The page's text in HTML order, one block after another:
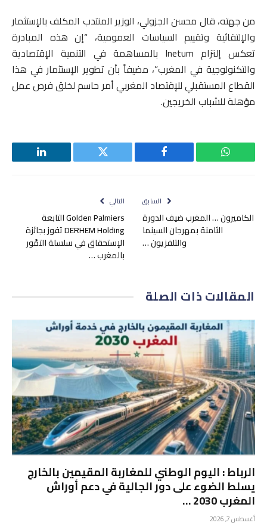
من جهته، قال محسن الجزولي، الوزير المنتدب المكلف بالإستثمار
والإلتقائية وتقييم السياسات العمومية، “إن هذه المبادرة
تعكس إلتزام Inetum بالمساهمة في التنمية الإقتصادية
والتكنولوجية في المغرب”، مضيفاً بأن تطوير الإستثمار في هذا
القطاع المستقبلي للإقتصاد المغربي أمر حاسم لخلق فرص عمل
مؤهلة للشباب الخريجين.
واتساب فيسبوك تويتر لينكدإن
السابق
الكاميرون … المغرب ضيف الدورة
الثامنة بمهرجان السينما
والتلفزيون …
التالي
Golden Palmiers التابعة
DERHEM Holding تفوز بجائزة
الإستحقاق في سلسلة التمّور
بالمغرب …
المقالاتذات الصلة
الرباط : اليوم الوطني للمغاربة المقيمين بالخارج
يسلط الضوء على دور الجالية في دعم أوراش
المغرب 2030 …
أغسطس 7, 2026